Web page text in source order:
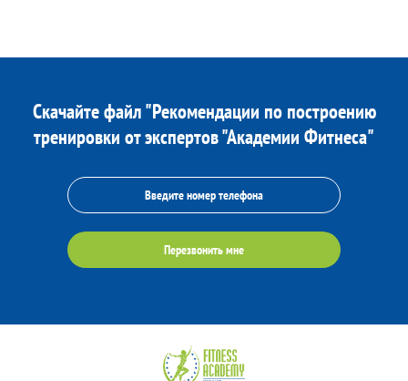
Скачайте файл "Рекомендации по построению
тренировки от экспертов "Академии Фитнеса"
Перезвонить мне